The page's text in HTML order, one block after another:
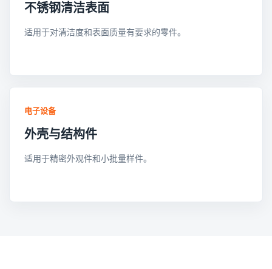
不锈钢清洁表面
适用于对清洁度和表面质量有要求的零件。
电子设备
外壳与结构件
适用于精密外观件和小批量样件。